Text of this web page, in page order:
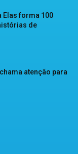
Elas forma 100
de
atenção para